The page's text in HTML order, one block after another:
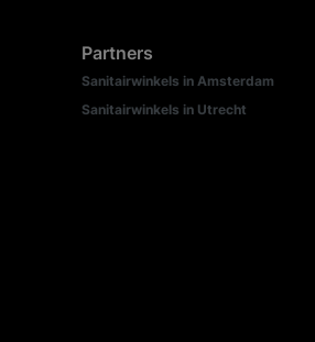
Partners
Sanitairwinkels in Amsterdam
Sanitairwinkels in Utrecht